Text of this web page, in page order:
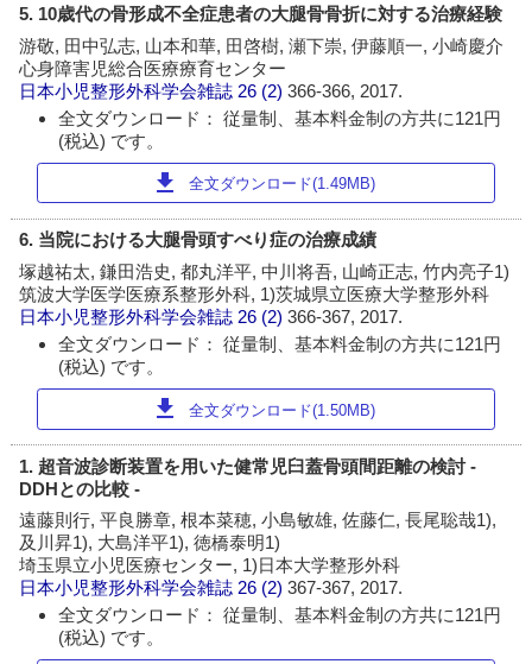
5. 10歳代の骨形成不全症患者の大腿骨骨折に対する治療経験
游敬, 田中弘志, 山本和華, 田啓樹, 瀬下崇, 伊藤順一, 小崎慶介
心身障害児総合医療療育センター
日本小児整形外科学会雑誌 26 (2)366-366, 2017.
全文ダウンロード： 従量制、基本料金制の方共に121円
(税込) です。
download 全文ダウンロード(1.49MB)
6. 当院における大腿骨頭すべり症の治療成績
塚越祐太, 鎌田浩史, 都丸洋平, 中川将吾, 山崎正志, 竹内亮子1)
筑波大学医学医療系整形外科, 1)茨城県立医療大学整形外科
日本小児整形外科学会雑誌 26 (2)366-367, 2017.
全文ダウンロード： 従量制、基本料金制の方共に121円
(税込) です。
download 全文ダウンロード(1.50MB)
1. 超音波診断装置を用いた健常児臼蓋骨頭間距離の検討 -
DDHとの比較 -
遠藤則行, 平良勝章, 根本菜穂, 小島敏雄, 佐藤仁, 長尾聡哉1),
及川昇1), 大島洋平1), 徳橋泰明1)
埼玉県立小児医療センター, 1)日本大学整形外科
日本小児整形外科学会雑誌 26 (2)367-367, 2017.
全文ダウンロード： 従量制、基本料金制の方共に121円
(税込) です。